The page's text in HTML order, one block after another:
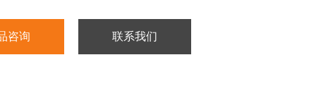
咨询 联系我们